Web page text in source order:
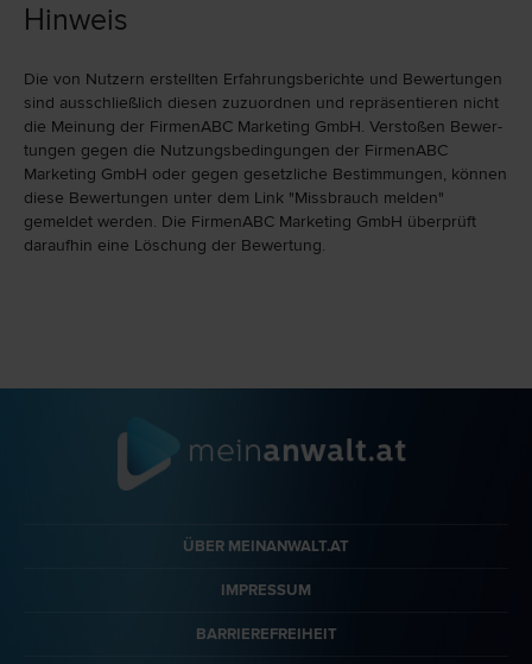
Hinweis
Die von Nutzern erstellten Erfahrungs­berichte und Bewer­tungen
sind ausschließlich diesen zuzu­ord­nen und repräsen­tieren nicht
die Meinung der FirmenABC Marketing GmbH. Verstoßen Bewer­
tungen gegen die Nutzungs­bedingungen der FirmenABC
Marketing GmbH oder gegen gesetzliche Bestim­mungen, können
diese Bewertungen unter dem Link "Miss­brauch melden"
gemeldet werden. Die FirmenABC Marketing GmbH überprüft
daraufhin eine Löschung der Bewertung.
ÜBER MEINANWALT.AT
IMPRESSUM
BARRIEREFREIHEIT